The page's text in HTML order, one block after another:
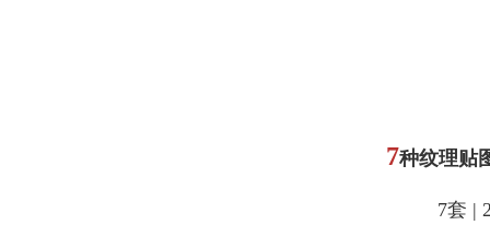
7种纹理贴
7套 |